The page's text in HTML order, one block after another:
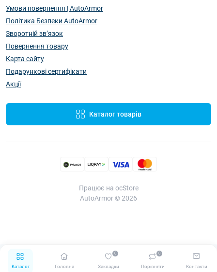
Каталог Головна Закладки
0
Порівняти
0
Контакти
Умови повернення | AutoArmor
Політика Безпеки AutoArmor
Зворотній зв’язок
Повернення товару
Карта сайту
Подарункові сертифікати
Акції
Каталог товарів
Працює на ocStore
AutoArmor © 2026